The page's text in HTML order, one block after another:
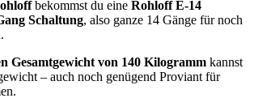
bekommst du eine Rohloff E-14
Schaltung, also ganze 14 Gänge für noch
Gesamtgewicht von 140 Kilogramm kannst
– auch noch genügend Proviant für